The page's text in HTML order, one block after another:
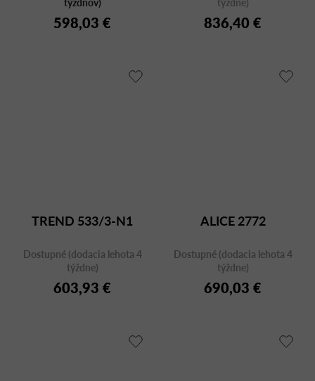
598,03 € 836,40 €
TREND 533/3-N1
Dostupné (dodacia lehota 4
týždne)
603,93 €
ALICE 2772
Dostupné (dodacia lehota 4
týždne)
690,03 €